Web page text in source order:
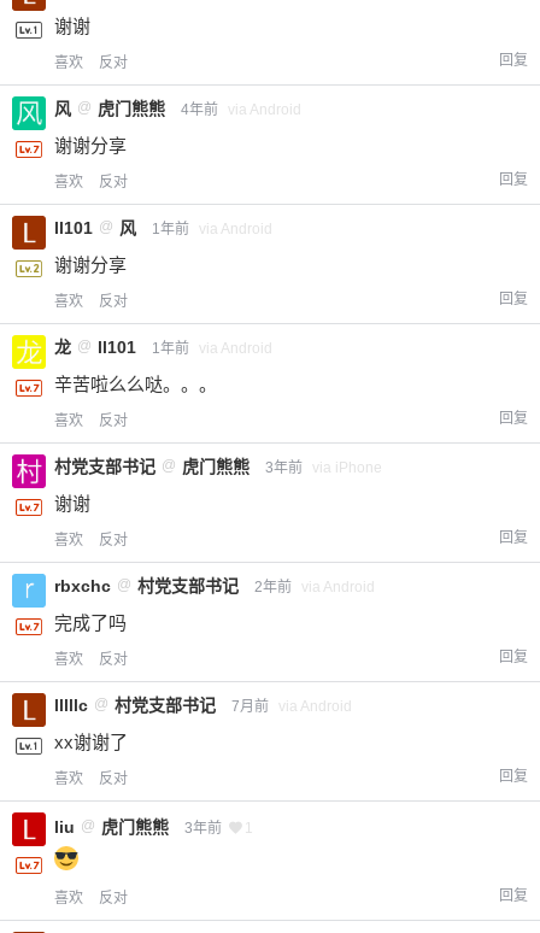
谢谢
喜欢 反对 回复
风 @ 虎门熊熊 4年前 via Android
谢谢分享
喜欢 反对 回复
ll101 @ 风 1年前 via Android
谢谢分享
喜欢 反对 回复
龙 @ ll101 1年前 via Android
辛苦啦么么哒。。。
喜欢 反对 回复
村党支部书记 @ 虎门熊熊 3年前 via iPhone
谢谢
喜欢 反对 回复
rbxchc @ 村党支部书记 2年前 via Android
完成了吗
喜欢 反对 回复
lllllc @ 村党支部书记 7月前 via Android
xx谢谢了
喜欢 反对 回复
liu @ 虎门熊熊 3年前 1
喜欢 反对 回复